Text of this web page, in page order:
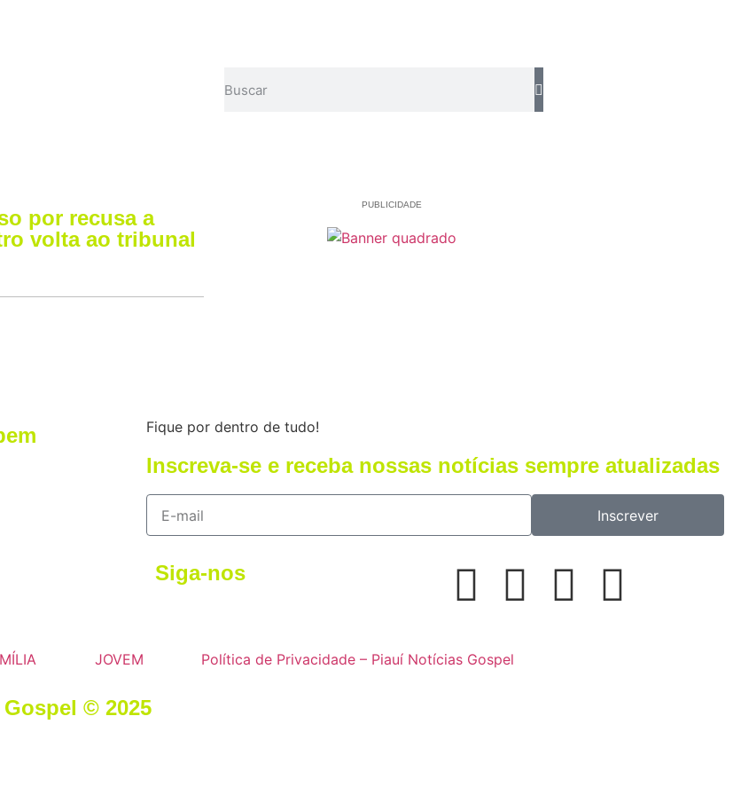
por recusa a
volta ao tribunal
PUBLICIDADE
Fique por dentro de tudo!
Inscreva-se e receba nossas notícias sempre atualizadas
Inscrever
Siga-nos
JOVEM Política de Privacidade – Piauí Notícias Gospel
© 2025